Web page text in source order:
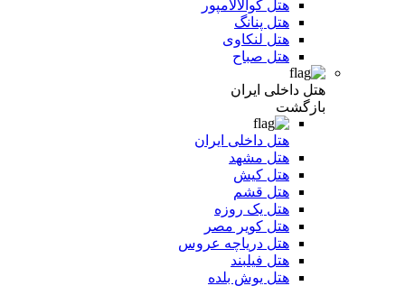
هتل کوالالامپور
هتل پنانگ
هتل لنکاوی
هتل صباح
هتل داخلی ایران
بازگشت
هتل داخلی ایران
هتل مشهد
هتل کیش
هتل قشم
هتل یک روزه
هتل کویر مصر
هتل دریاچه عروس
هتل فیلبند
هتل یوش بلده